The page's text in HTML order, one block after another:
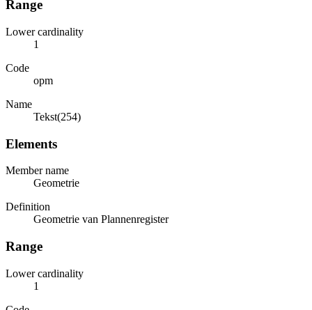
Range
Lower cardinality
1
Code
opm
Name
Tekst(254)
Elements
Member name
Geometrie
Definition
Geometrie van Plannenregister
Range
Lower cardinality
1